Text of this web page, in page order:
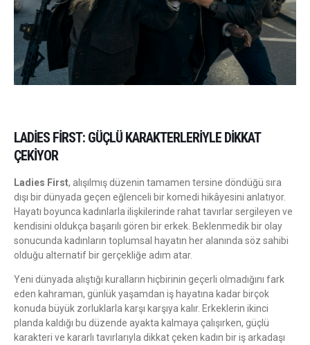
LADIES FIRST: GÜÇLÜ KARAKTERLERIYLE DIKKAT
ÇEKIYOR
Ladies First, alışılmış düzenin tamamen tersine döndüğü sıra
dışı bir dünyada geçen eğlenceli bir komedi hikâyesini anlatıyor.
Hayatı boyunca kadınlarla ilişkilerinde rahat tavırlar sergileyen ve
kendisini oldukça başarılı gören bir erkek. Beklenmedik bir olay
sonucunda kadınların toplumsal hayatın her alanında söz sahibi
olduğu alternatif bir gerçekliğe adım atar.
Yeni dünyada alıştığı kuralların hiçbirinin geçerli olmadığını fark
eden kahraman, günlük yaşamdan iş hayatına kadar birçok
konuda büyük zorluklarla karşı karşıya kalır. Erkeklerin ikinci
planda kaldığı bu düzende ayakta kalmaya çalışırken, güçlü
karakteri ve kararlı tavırlarıyla dikkat çeken kadın bir iş arkadaşı